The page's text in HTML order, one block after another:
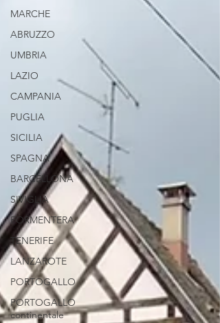
MARCHE
ABRUZZO
UMBRIA
LAZIO
CAMPANIA
PUGLIA
SICILIA
SPAGNA
BARCELLONA
SIVIGLIA
FORMENTERA
TENERIFE
LANZAROTE
PORTOGALLO
PORTOGALLO
continentale